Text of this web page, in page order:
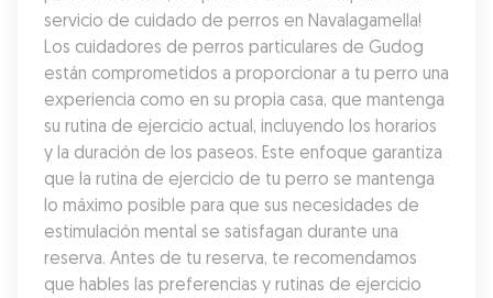
servicio de cuidado de perros en Navalagamella!
Los cuidadores de perros particulares de Gudog
están comprometidos a proporcionar a tu perro una
experiencia como en su propia casa, que mantenga
su rutina de ejercicio actual, incluyendo los horarios
y la duración de los paseos. Este enfoque garantiza
que la rutina de ejercicio de tu perro se mantenga
lo máximo posible para que sus necesidades de
estimulación mental se satisfagan durante una
reserva. Antes de tu reserva, te recomendamos
que hables las preferencias y rutinas de ejercicio